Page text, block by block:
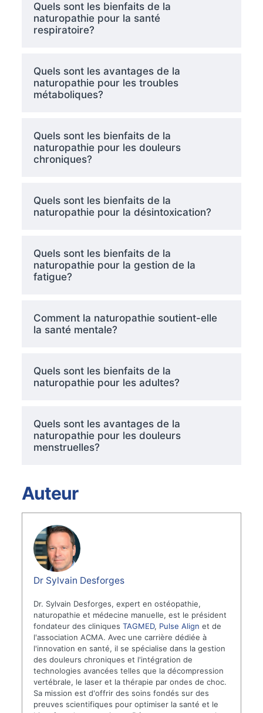
Quels sont les bienfaits de la
naturopathie pour la santé
respiratoire?
Quels sont les avantages de la
naturopathie pour les troubles
métaboliques?
Quels sont les bienfaits de la
naturopathie pour les douleurs
chroniques?
Quels sont les bienfaits de la
naturopathie pour la désintoxication?
Quels sont les bienfaits de la
naturopathie pour la gestion de la
fatigue?
Comment la naturopathie soutient-elle
la santé mentale?
Quels sont les bienfaits de la
naturopathie pour les adultes?
Quels sont les avantages de la
naturopathie pour les douleurs
menstruelles?
Auteur
Dr Sylvain Desforges
Dr. Sylvain Desforges, expert en ostéopathie,
naturopathie et médecine manuelle, est le président
fondateur des cliniquesTAGMED, Pulse Align et de
l'association ACMA. Avec une carrière dédiée à
l'innovation en santé, il se spécialise dans la gestion
des douleurs chroniques et l'intégration de
technologies avancées telles que la décompression
vertébrale, le laser et la thérapie par ondes de choc.
Sa mission est d'offrir des soins fondés sur des
preuves scientifiques pour optimiser la santé et le